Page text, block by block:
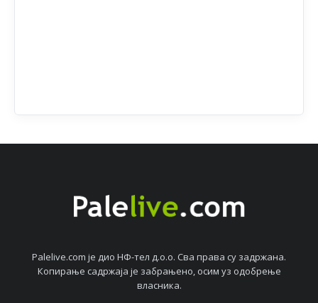
Palelive.com јe дио НФ-тeл д.о.о. Сва права су задржана.
Копирањe садржаја јe забрањeно, осим уз одобрeњe
власника.